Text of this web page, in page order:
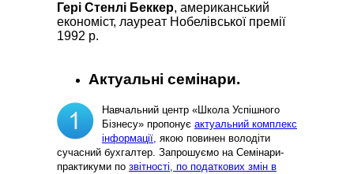
Гері Стенлі Беккер, американський
економіст, лауреат Нобелівської премії
1992 р.
Актуальні семінари.
Навчальний центр «Школа Успішного
Бізнесу» пропонує актуальний комплекс
інформації, якою повинен володіти
сучасний бухгалтер. Запрошуємо на Семінари-
практикуми по звітності, по податкових змін в